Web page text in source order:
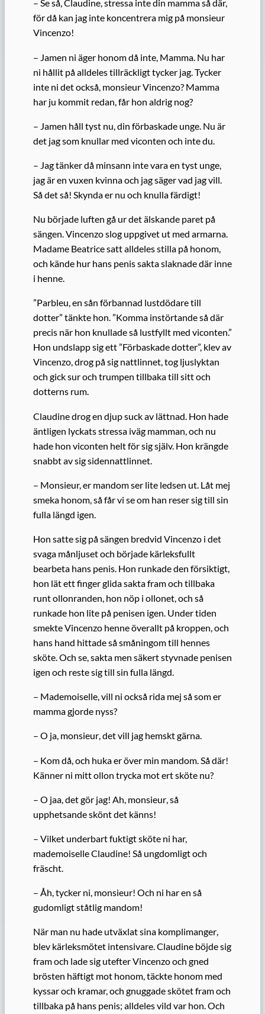
– Se så, Claudine, stressa inte din mamma så där,
för då kan jag inte koncentrera mig på monsieur
Vincenzo!
– Jamen ni äger honom då inte, Mamma. Nu har
ni hållit på alldeles tillräckligt tycker jag. Tycker
inte ni det också, monsieur Vincenzo? Mamma
har ju kommit redan, får hon aldrig nog?
– Jamen håll tyst nu, din förbaskade unge. Nu är
det jag som knullar med viconten och inte du.
– Jag tänker då minsann inte vara en tyst unge,
jag är en vuxen kvinna och jag säger vad jag vill.
Så det så! Skynda er nu och knulla färdigt!
Nu började luften gå ur det älskande paret på
sängen. Vincenzo slog uppgivet ut med armarna.
Madame Beatrice satt alldeles stilla på honom,
och kände hur hans penis sakta slaknade där inne
i henne.
”Parbleu, en sån förbannad lustdödare till
dotter” tänkte hon. ”Komma instörtande så där
precis när hon knullade så lustfyllt med viconten.”
Hon undslapp sig ett ”Förbaskade dotter”, klevav
Vincenzo, drog på sig nattlinnet, tog ljuslyktan
och gicksur och trumpen tillbaka till sitt och
dotterns rum.
Claudine drog en djup suck av lättnad. Hon hade
äntligen lyckats stressa iväg mamman, och nu
hade hon viconten helt för sig själv. Hon krängde
snabbt av sig sidennattlinnet
– Monsieur, er mandom ser lite ledsen ut. Låt mej
smeka honom, så får vi se om han reser sig till sin
fulla längd igen.
Hon satte sig på sängen bredvid Vincenzo i det
svaga månljuset och började kärleksfullt
bearbeta hans penis. Hon runkade den försiktigt,
hon lät ett finger glida sakta fram och tillbaka
runt ollonranden, hon nöp i ollonet, och så
runkade hon lite på penisen igen. Under tiden
smekte Vincenzo henne överallt på kroppen, och
hans hand hittade så småningom till hennes
sköte.Och se, sakta men säkert styvnade penisen
igen och reste sigtill sin fulla längd.
– Mademoiselle, vill ni också rida mej så som er
mamma gjorde nyss?
– O ja, monsieur, det vill jag hemsktgärna.
– Kom då, och huka er över min mandom. Så där!
Känner ni mitt ollon trycka mot ert sköte nu?
– O jaa, det gör jag! Ah, monsieur , så
upphetsande skönt det känns!
– Vilket underbart fuktigt sköte ni har,
mademoiselle Claudine! Så ungdomligt och
fräscht.
– Åh, tycker ni, monsieur! Och ni har en så
gudomligtståtlig mandom!
När man nu hade utväxlat sina komplimanger,
blev kärleksmötet intensivare. Claudine böjde sig
fram och lade sig utefterVincenzo och gned
brösten häftigt mot honom, täckte honom med
kyssar och kramar, och gnuggade skötet fram och
tillbaka på hans penis; alldeles vild var hon. Och